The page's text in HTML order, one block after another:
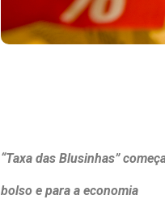
“Taxa das Blusinhas”
bolso e para a economia